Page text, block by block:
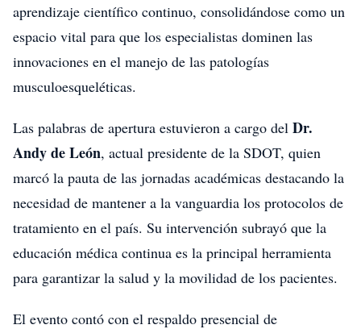
aprendizaje científico continuo, consolidándose como un
espacio vital para que los especialistas dominen las
innovaciones en el manejo de las patologías
musculoesqueléticas.
Las palabras de apertura estuvieron a cargo del Dr.
Andy de León, actual presidente de la SDOT, quien
marcó la pauta de las jornadas académicas destacando la
necesidad de mantener a la vanguardia los protocolos de
tratamiento en el país. Su intervención subrayó que la
educación médica continua es la principal herramienta
para garantizar la salud y la movilidad de los pacientes.
El evento contó con el respaldo presencial de